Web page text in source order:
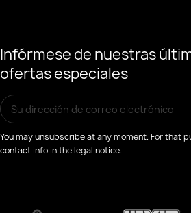
Infórmese de nuestras
ofertas especiales
You may unsubscribe at any moment. For that
contact info in the legal notice.